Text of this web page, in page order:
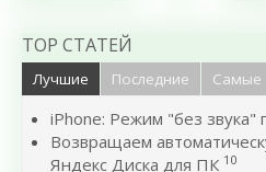
TOP СТАТЕЙ
Лучшие Последние Самые
iPhone: Режим "без звука"
Возвращаем
Яндекс Диска для ПК 10